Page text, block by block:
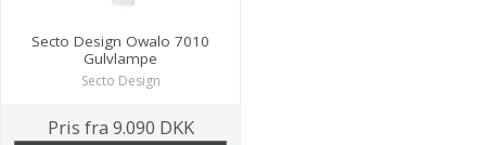
Secto Design Owalo 7010
Gulvlampe
Secto Design
Pris fra 9.090 DKK